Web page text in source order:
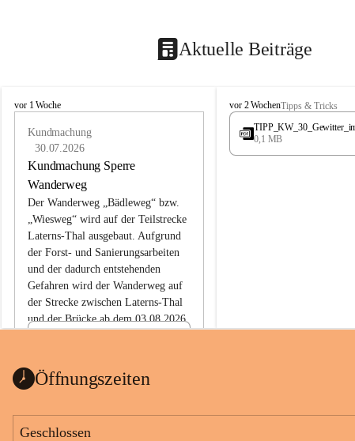
Aktuelle Beiträge
L
vor 1 Woche
Kundmachung
30.07.2026
Kundmachung Sperre
Wanderweg
Der Wanderweg „Bädleweg“ bzw.
„Wiesweg“ wird auf der Teilstrecke
Laterns-Thal ausgebaut. Aufgrund
der Forst- und Sanierungsarbeiten
und der dadurch entstehenden
Gefahren wird der Wanderweg auf
der Strecke zwischen Laterns-Thal
und der Brücke ab dem 03.08.2026
ht
1 Seite•0,1 MB
L
a
e
vor 2 WochenTipps & Tricks
0,1 MB
Öffnungszeiten
Geschlossen